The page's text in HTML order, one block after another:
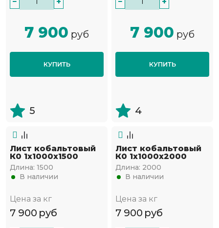
7 900 руб
КУПИТЬ
5
7 900 руб
КУПИТЬ
4
Лист кобальтовый
К0 1x1000x1500
Длина: 1500
В наличии
Цена за кг
7 900 руб
Лист кобальтовый
К0 1x1000x2000
Длина: 2000
В наличии
Цена за кг
7 900 руб